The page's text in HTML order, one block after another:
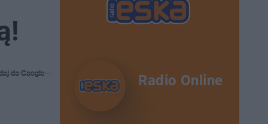
do Google Radio Online